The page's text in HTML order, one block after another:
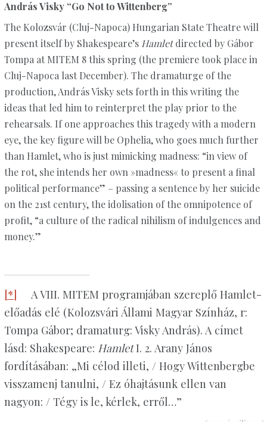
András Visky “Go Not to Wittenberg”
The Kolozsvár (Cluj-Napoca) Hungarian State Theatre will
present itself by Shakespeare’s Hamletdirected by Gábor
Tompa at MITEM 8 this spring (the premiere took place in
Cluj-Napoca last December). The dramaturge of the
production, András Visky sets forth in this writing the
ideas that led him to reinterpret the play prior to the
rehearsals. If one approaches this tragedy with a modern
eye, the key figure will be Ophelia, who goes much further
than Hamlet, who is just mimicking madness: “in view of
the rot, she intends her own »madness« to present a final
political performance” – passing a sentence by her suicide
on the 21st century, the idolisation of the omnipotence of
profit, “a culture of the radical nihilism of indulgences and
money.”
[*] A VIII. MITEM programjában szereplő Hamlet-
előadás elé (Kolozsvári Állami Magyar Színház, r:
Tompa Gábor; dramaturg: Visky András). A címet
lásd: Shakespeare: HamletI. 2. Arany János
fordításában: „Mi célod illeti, / Hogy Wittenbergbe
visszamenj tanulni, / Ez óhajtásunk ellen van
nagyon: / Tégy is le, kérlek, erről…”